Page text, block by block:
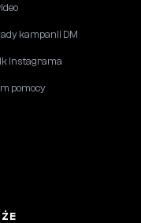
kampanii DM
Instagrama
pomocy